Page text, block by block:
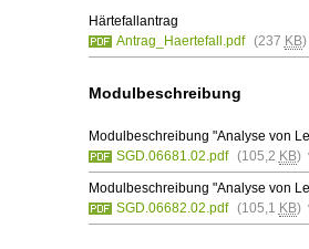
Härtefallantrag
Antrag_Haertefall.pdf (237 KB)
Modulbeschreibung
Modulbeschreibung "Analyse von
SGD.06681.02.pdf (105,2 KB)
Modulbeschreibung "Analyse von
SGD.06682.02.pdf (105,1 KB)